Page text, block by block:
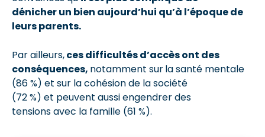
dénicher un bien aujourd’hui qu’à l’époque de
leurs parents.
Par ailleurs,ces difficultés d’accès ont des
conséquences, notamment surla santé mentale
(86 %) et sur la cohésion de la société
(72 %) et peuvent aussi engendrer des
tensions avec la famille (61 %).